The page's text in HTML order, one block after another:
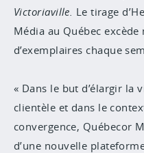
Victoriaville. Le tirage
Média au Québec
d’exemplaires chaque
« Dans le but d’élargir la
clientèle et dans le
convergence, Québecor
d’une nouvelle